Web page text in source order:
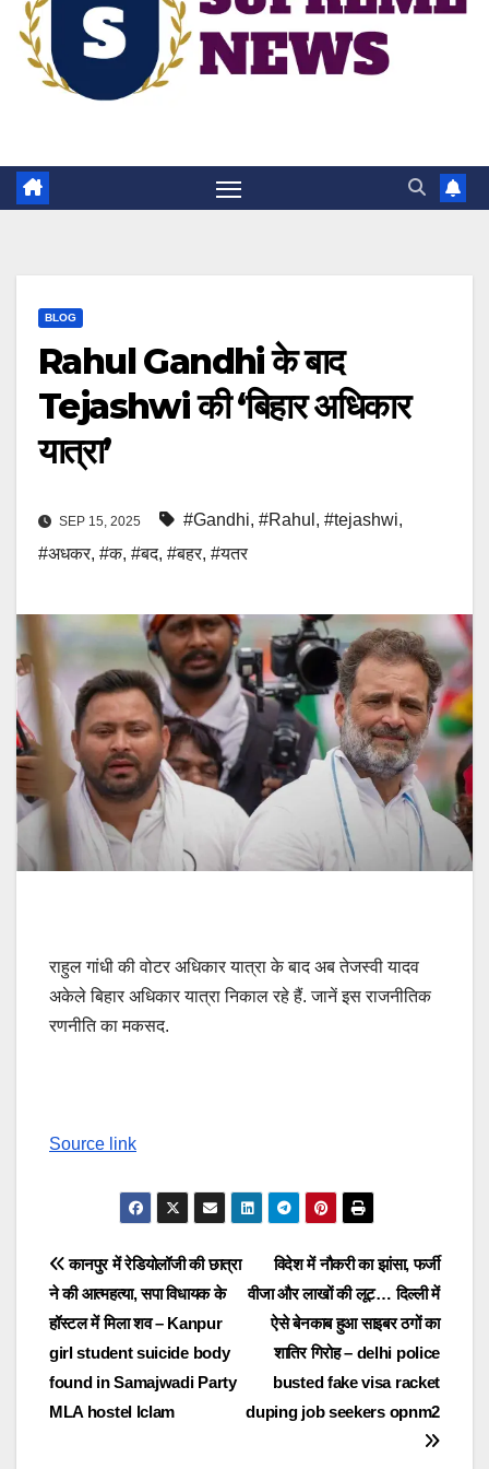
BLOG
Rahul Gandhi के बाद
Tejashwi की ‘बिहार अधिकार
यात्रा’
SEP 15, 2025 #Gandhi, #Rahul , #tejashwi,
#अधकर, #क, #बद, #बहर, #यतर
राहुल गांधी की वोटर अधिकार यात्रा के बाद अब तेजस्वी यादव
अकेले बिहार अधिकार यात्रा निकाल रहे हैं. जानें इस राजनीतिक
रणनीति का मकसद.
Source link
Post
navigation
विदेश में नौकरी का झांसा, फर्जी
वीजा और लाखों की लूट… दिल्ली में
ऐसे बेनकाब हुआ साइबर ठगों का
शातिर गिरोह – delhi police
busted fake visa racket
duping job seekers opnm2
कानपुर में रेडियोलॉजी की छात्रा
ने की आत्महत्या, सपा विधायक के
हॉस्टल में मिला शव – Kanpur
girl student suicide body
found in Samajwadi Party
MLA hostel lclam